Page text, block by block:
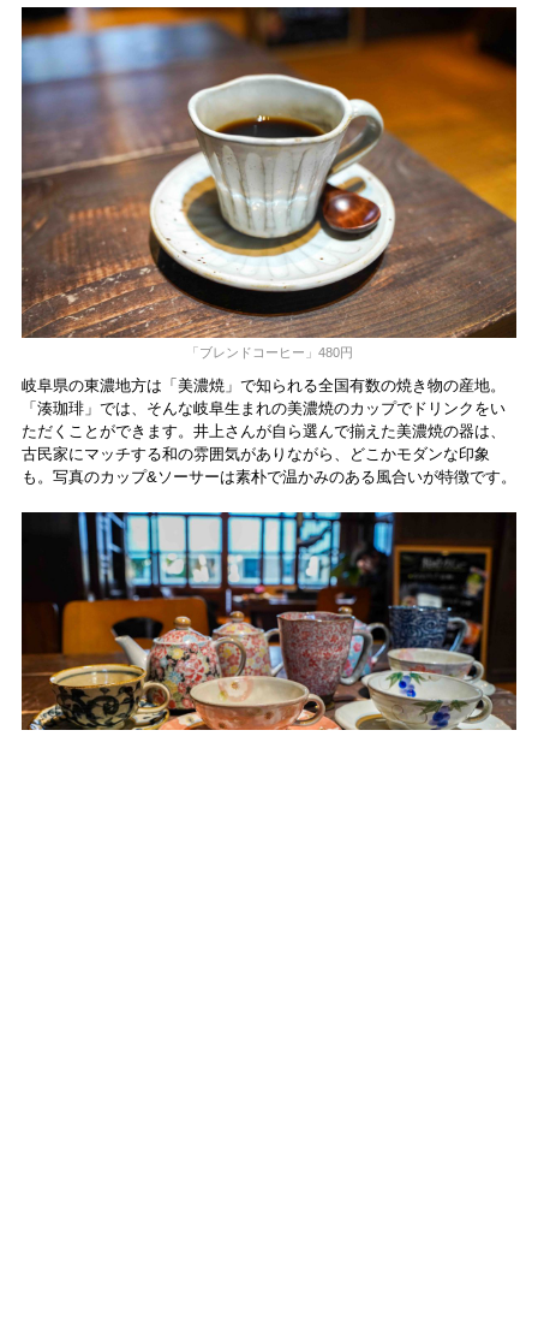
「ブレンドコーヒー」480円
岐阜県の東濃地方は「美濃焼」で知られる全国有数の焼き物の産地。
「湊珈琲」では、そんな岐阜生まれの美濃焼のカップでドリンクをい
ただくことができます。井上さんが自ら選んで揃えた美濃焼の器は、
古民家にマッチする和の雰囲気がありながら、どこかモダンな印象
も。写真のカップ&ソーサーは素朴で温かみのある風合いが特徴です。